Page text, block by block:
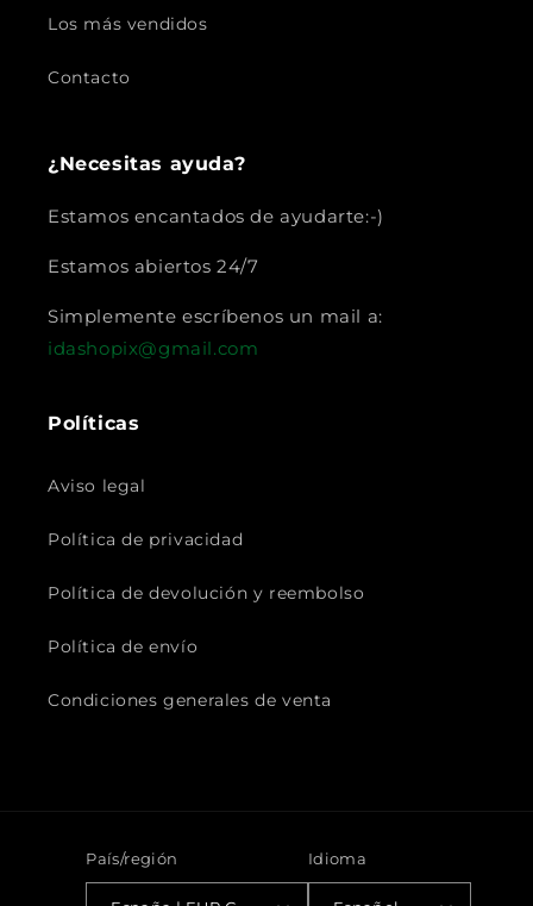
Los más vendidos
Contacto
¿Necesitas ayuda?
Estamos encantados de ayudarte:-)
Estamos abiertos 24/7
Simplemente escríbenos un mail a:
idashopix@gmail.com
Políticas
Aviso legal
Política de privacidad
Política de devolución y reembolso
Política de envío
Condiciones generales de venta
País/región Idioma